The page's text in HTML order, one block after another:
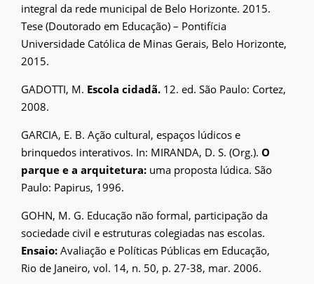
integral da rede municipal de Belo Horizonte. 2015.
Tese (Doutorado em Educação) – Pontifícia
Universidade Católica de Minas Gerais, Belo Horizonte,
2015.
GADOTTI, M. Escola cidadã. 12. ed. São Paulo: Cortez,
2008.
GARCIA, E. B. Ação cultural, espaços lúdicos e
brinquedos interativos. In: MIRANDA, D. S. (Org.). O
parque e a arquitetura: uma proposta lúdica. São
Paulo: Papirus, 1996.
GOHN, M. G. Educação não formal, participação da
sociedade civil e estruturas colegiadas nas escolas.
Ensaio: Avaliação e Políticas Públicas em Educação,
Rio de Janeiro, vol. 14, n. 50, p. 27-38, mar. 2006.